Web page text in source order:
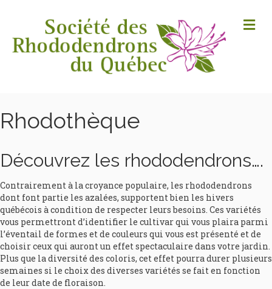
Rhodothèque
Découvrez les rhododendrons….
Contrairement à la croyance populaire, les rhododendrons
dont font partie les azalées, supportent bien les hivers
québécois à condition de respecter leurs besoins. Ces variétés
vous permettront d’identifier le cultivar qui vous plaira parmi
l’éventail de formes et de couleurs qui vous est présenté et de
choisir ceux qui auront un effet spectaculaire dans votre jardin.
Plus que la diversité des coloris, cet effet pourra durer plusieurs
semaines si le choix des diverses variétés se fait en fonction
de leur date de floraison.